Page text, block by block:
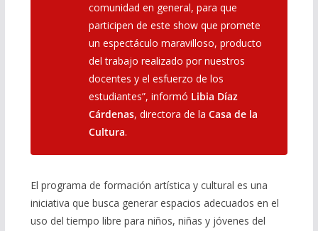
comunidad en general, para que
participen de este show que promete
un espectáculo maravilloso, producto
del trabajo realizado por nuestros
docentes y el esfuerzo de los
estudiantes”, informó Libia Díaz
Cárdenas, directora de la Casa de la
Cultura.
El programa de formación artística y cultural es una
iniciativa que busca generar espacios adecuados en el
uso del tiempo libre para niños, niñas y jóvenes del